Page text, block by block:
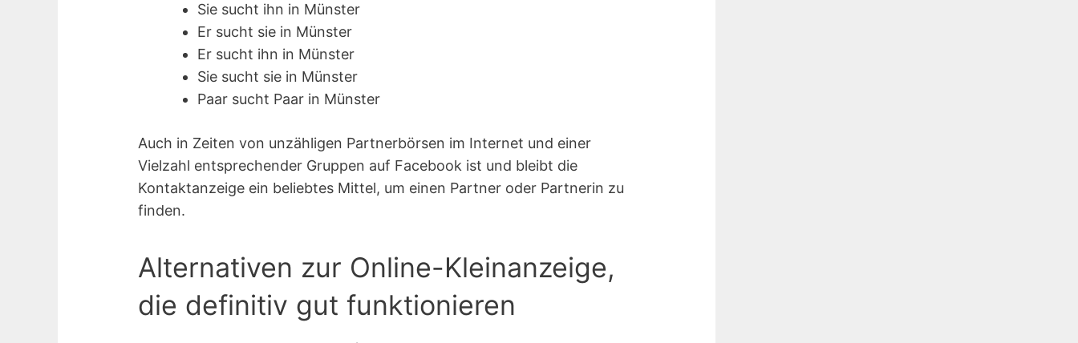
Sie sucht ihn in Münster
Er sucht sie in Münster
Er sucht ihn in Münster
Sie sucht sie in Münster
Paar sucht Paar in Münster
Auch in Zeiten von unzähligen Partnerbörsen im Internet und einer
Vielzahl entsprechender Gruppen auf Facebook ist und bleibt die
Kontaktanzeige ein beliebtes Mittel, um einen Partner oder Partnerin zu
finden.
Alternativen zur Online-Kleinanzeige,
die definitiv gut funktionieren